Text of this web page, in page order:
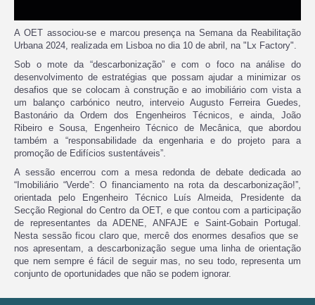
A OET associou-se e marcou presença na Semana da Reabilitação
Urbana 2024, realizada em Lisboa no dia 10 de abril, na "Lx Factory".
Sob o mote da “descarbonização” e com o foco na análise do
desenvolvimento de estratégias que possam ajudar a minimizar os
desafios que se colocam à construção e ao imobiliário com vista a
um balanço carbónico neutro, interveio Augusto Ferreira Guedes,
Bastonário da Ordem dos Engenheiros Técnicos, e ainda, João
Ribeiro e Sousa, Engenheiro Técnico de Mecânica, que abordou
também a “responsabilidade da engenharia e do projeto para a
promoção de Edifícios sustentáveis”.
A sessão encerrou com a mesa redonda de debate dedicada ao
“Imobiliário “Verde”: O financiamento na rota da descarbonização!”,
orientada pelo Engenheiro Técnico Luís Almeida, Presidente da
Secção Regional do Centro da OET, e que contou com a participação
de representantes da ADENE, ANFAJE e Saint-Gobain Portugal.
Nesta sessão ficou claro que, mercê dos enormes desafios que se
nos apresentam, a descarbonização segue uma linha de orientação
que nem sempre é fácil de seguir mas, no seu todo, representa um
conjunto de oportunidades que não se podem ignorar.